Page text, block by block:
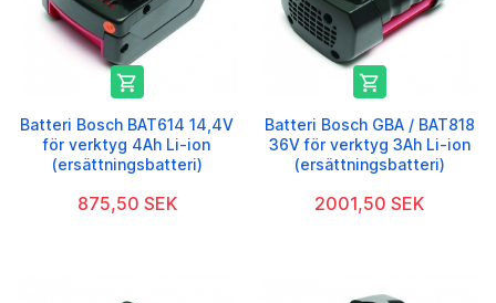

Batteri Bosch BAT614 14,4V
för verktyg 4Ah Li-ion
(ersättningsbatteri)
875,50 SEK

Batteri Bosch GBA / BAT818
36V för verktyg 3Ah Li-ion
(ersättningsbatteri)
2001,50 SEK